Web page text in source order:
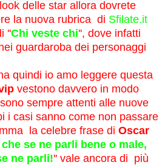
delle star allora dovrete
la nuova rubrica di Sfilate.it
''Chi veste chi'', dove infatti
guardaroba dei personaggi
quindi io amo leggere questa
vestono davvero in modo
sempre attenti alle nuove
i casi sanno come non passare
la celebre frase di Oscar
se ne parli bene o male,
ne parli!'' vale ancora di più